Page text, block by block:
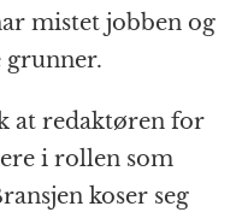
mistet jobben og
grunner.
at redaktøren for
i rollen som
koser seg